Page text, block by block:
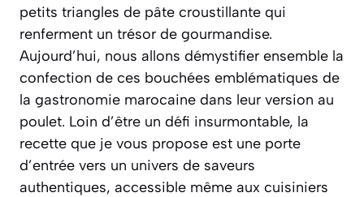
petits triangles de pâte croustillante qui
renferment un trésor de gourmandise.
Aujourd’hui, nous allons démystifier ensemble la
confection de ces bouchées emblématiques de
la gastronomie marocaine dans leur version au
poulet. Loin d’être un défi insurmontable, la
recette que je vous propose est une porte
d’entrée vers un univers de saveurs
authentiques, accessible même aux cuisiniers